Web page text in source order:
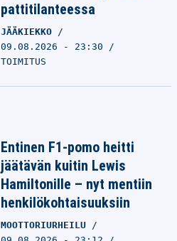
pattitilanteessa
JÄÄKIEKKO
09.08.2026 - 23:30
TOIMITUS
Entinen F1-pomo heitti
jäätävän kuitin Lewis
Hamiltonille – nyt mentiin
henkilökohtaisuuksiin
MOOTTORIURHEILU